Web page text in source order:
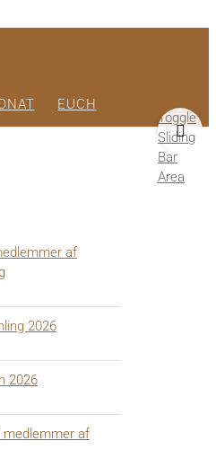
EUCH
af
2026
2026
af
Toggle
Sliding
Bar
Area